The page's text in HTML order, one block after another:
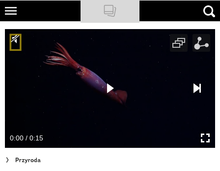
Skip
main
content
NATIONAL GEOGRAPHIC
TRAVELER
PODCASTY
Cuda Polski
Wielki Konkurs Fotograficzny
0:00 / 0:15
Przyroda